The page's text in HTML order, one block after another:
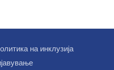
на инклузија